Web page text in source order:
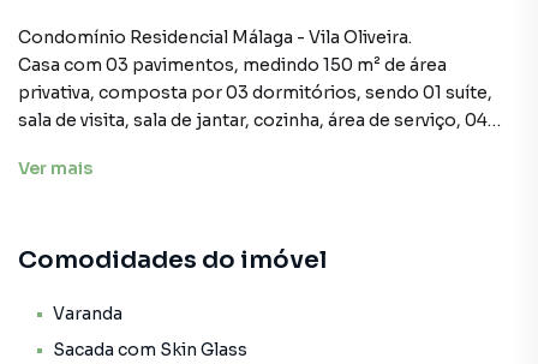
Condomínio Residencial Málaga - Vila Oliveira.
Casa com 03 pavimentos, medindo 150 m² de área
privativa, composta por 03 dormitórios, sendo 01 suíte,
sala de visita, sala de jantar, cozinha, área de serviço, 04
varanda, 03 vagas de garagem, sendo 01 coberta e móveis
Ver mais
Comodidades do imóvel
Varanda
Sacada com Skin Glass